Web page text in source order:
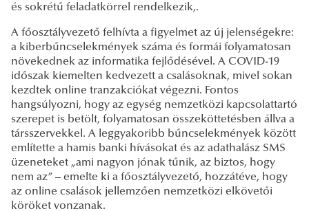
és sokrétű feladatkörrel rendelkezik,.
A főosztályvezető felhívta a figyelmet az új jelenségekre:
a kiberbűncselekmények száma és formái folyamatosan
növekednek az informatika fejlődésével. A COVID-19
időszak kiemelten kedvezett a csalásoknak, mivel sokan
kezdtek online tranzakciókat végezni. Fontos
hangsúlyozni, hogy az egység nemzetközi kapcsolattartó
szerepet is betölt, folyamatosan összeköttetésben állva a
társszervekkel. A leggyakoribb bűncselekmények között
említette a hamis banki hívásokat és az adathalász SMS
üzeneteket „ami nagyon jónak tűnik, az biztos, hogy
nem az” – emelte ki a főosztályvezető, hozzátéve, hogy
az online csalások jellemzően nemzetközi elkövetői
köröket vonzanak.